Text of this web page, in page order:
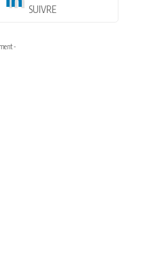
SUIVRE
-